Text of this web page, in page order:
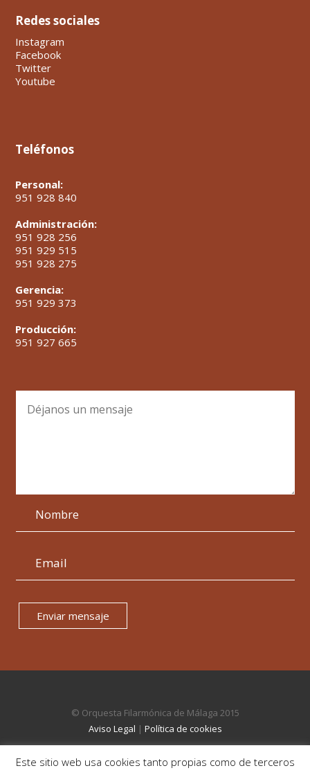
Redes sociales
Instagram
Facebook
Twitter
Youtube
Teléfonos
Personal:
951 928 840
Administración:
951 928 256
951 929 515
951 928 275
Gerencia:
951 929 373
Producción:
951 927 665
Enviar mensaje
© Orquesta Filarmónica de Málaga 2015
Aviso Legal | Política de cookies
Este sitio web usa cookies tanto propias como de terceros